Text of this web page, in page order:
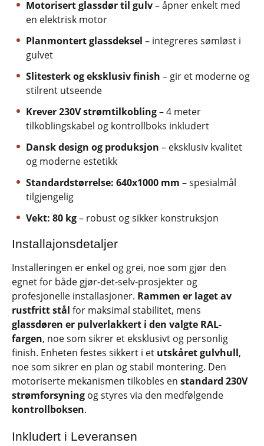
Motorisert glassdør til gulv– åpner enkelt med
en elektrisk motor
Planmontert glassdeksel – integreres sømløst i
gulvet
Slitesterk og eksklusiv finish – gir et moderne og
stilrent utseende
Krever 230V strømtilkobling– 4 meter
tilkoblingskabel og kontrollboks inkludert
Dansk design og produksjon – eksklusiv kvalitet
og moderne estetikk
Standardstørrelse: 640x1000 mm – spesialmål
tilgjengelig
Vekt: 80 kg– robust og sikker konstruksjon
Installajonsdetaljer
Installeringen er enkel og grei, noe som gjør den
egnet for både gjør-det-selv-prosjekter og
profesjonelle installasjoner. Rammen er laget av
rustfritt stål for maksimal stabilitet, mens
glassdøren er pulverlakkert i den valgte RAL-
fargen, noe som sikrer et eksklusivt og personlig
finish. Enheten festes sikkert i et utskåret gulvhull,
noe som sikrer en plan og stabil montering. Den
motoriserte mekanismen tilkobles en standard 230V
strømforsyning og styres via den medfølgende
kontrollboksen.
Inkludert i Leveransen